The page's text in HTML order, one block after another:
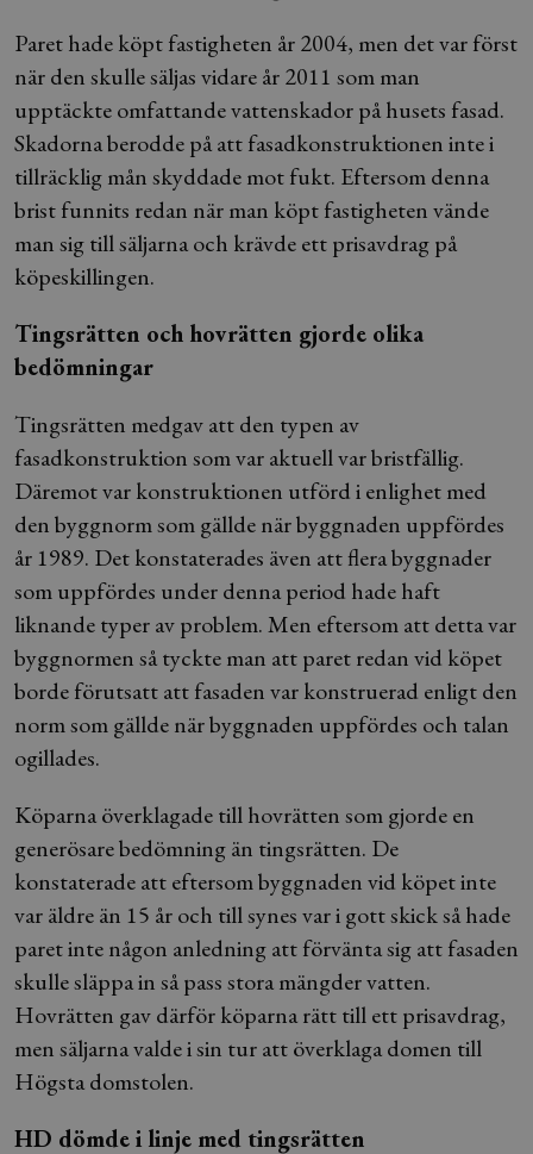
Paret hade köpt fastigheten år 2004, men det var först
när den skulle säljas vidare år 2011 som man
upptäckte omfattande vattenskador på husets fasad.
Skadorna berodde på att fasadkonstruktionen inte i
tillräcklig mån skyddade mot fukt. Eftersom denna
brist funnits redan när man köpt fastigheten vände
man sig till säljarna och krävde ett prisavdrag på
köpeskillingen.
Tingsrätten och hovrätten gjorde olika
bedömningar
Tingsrätten medgav att den typen av
fasadkonstruktion som var aktuell var bristfällig.
Däremot var konstruktionen utförd i enlighet med
den byggnorm som gällde när byggnaden uppfördes
år 1989. Det konstaterades även att flera byggnader
som uppfördes under denna period hade haft
liknande typer av problem. Men eftersom att detta var
byggnormen så tyckte man att paret redan vid köpet
borde förutsatt att fasaden var konstruerad enligt den
norm som gällde när byggnaden uppfördes och talan
ogillades.
Köparna överklagade till hovrätten som gjorde en
generösare bedömning än tingsrätten. De
konstaterade att eftersom byggnaden vid köpet inte
var äldre än 15 år och till synes var i gott skick så hade
paret inte någon anledning att förvänta sig att fasaden
skulle släppa in så pass stora mängder vatten.
Hovrätten gav därför köparna rätt till ett prisavdrag,
men säljarna valde i sin tur att överklaga domen till
Högsta domstolen.
HD dömde i linje med tingsrätten